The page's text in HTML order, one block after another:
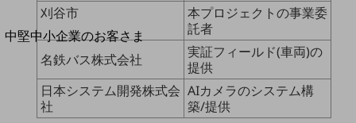
別ウィンドウで開きます
中堅中小企業のお客さま
NTTドコモビジネスウォッチ
旬な話題やお役立ち資料などDXの課題を
解決するヒントをお届けする記事サイト
刈谷市
本プロジェクトの事業委
託者
名鉄バス株式会社
実証フィールド(車両)の
提供
日本システム開発株式会
社
AIカメラのシステム構
築/提供